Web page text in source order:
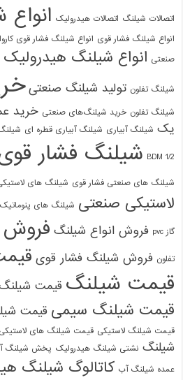
اتصالات شیلنگ اتصالات هیدرولیک
انواع شیلنگ فشار قوی انواع شیلنگ فشار قوی
صنعتی انواع شیلنگ هیدرولیک
شیلنگ تفلون تولید شیلنگ صنعتی
شیلنگ تفلون خرید شیلنگ‌های صنعتی خرید
یک شیلنگ آبیاری شیلنگ آبیاری قطره ای
1/2 BDM شیلنگ فشار
شیلنگ های صنعتی فشار قوی شیلنگ های
لاستیکی صنعتی شیلنگ های پنوماتیک
گاز pvc فروش انواع شیلنگ
تفلون فروش شیلنگ فشار قوی
قیمت شیلنگ قیمت
قیمت شیلنگ سیمی قیمت
قیمت شیلنگ لاستیکی قیمت شیلنگ های
شیلنگ نشتی شیلنگ هیدرولیک پخش شیلنگ
عمده شیلنگ آب کاتالوگ شیلنگ